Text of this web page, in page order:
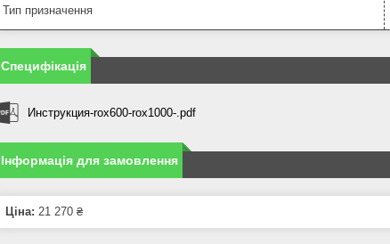
Тип призначення
Специфікація
Инструкция-rox600-rox1000-.pdf
Інформація для замовлення
Ціна: 21 270 ₴